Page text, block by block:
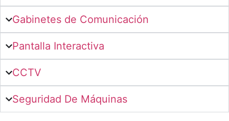
Gabinetes de Comunicación
Pantalla Interactiva
CCTV
Seguridad De Máquinas